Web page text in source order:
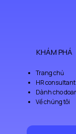
KHÁM PHÁ
Trang chủ
HR
Dành cho
Về chúng tôi